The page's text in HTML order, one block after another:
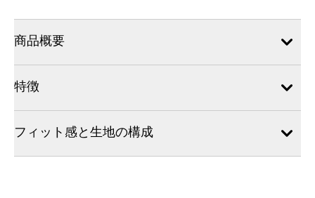
商品概要
特徴
フィット感と生地の構成